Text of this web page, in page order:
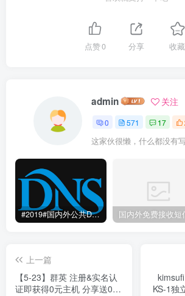
点赞0 分享 收藏
admin 关注
0 571 17
这家伙很懒，什么都没有
#2019#国内外公共DNS服务整理汇总-更快更安全更稳定本地DNS解析服务
上一篇
【5-23】群英 注册&实名认
证即获得0元主机 分享送0元
KS-1独